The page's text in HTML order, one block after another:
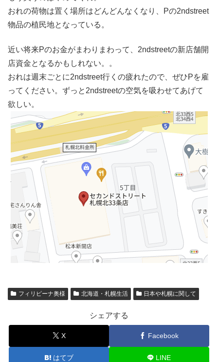
おれの荷物は置く場所はどんどんなくなり、Pの2ndstreet
物品の植民地となっている。
近い将来Pのお金がまわりまわって、2ndstreetの新店舗開
店資金となるかもしれない。。
おれは週末ごとに2ndstreet行くの疲れたので、ぜひPを雇
ってください。ずっと2ndstreetの空気を吸わせてあげて
欲しい。
フィリピーナ奥様 北海道・札幌生活 日本や札幌に関して
シェアする
X Facebook
はてブ LINE